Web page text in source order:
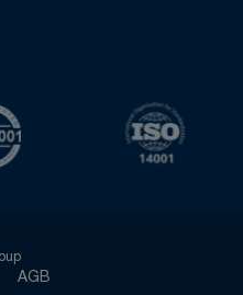
ISO 9001 zertifiziert
AGB